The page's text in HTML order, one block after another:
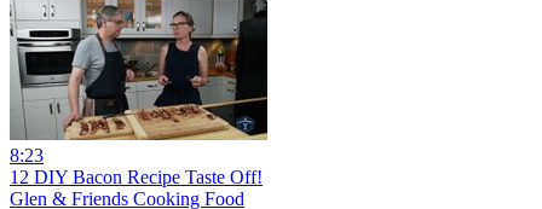
8:23
12 DIY Bacon Recipe Taste Off!
Glen & Friends Cooking Food